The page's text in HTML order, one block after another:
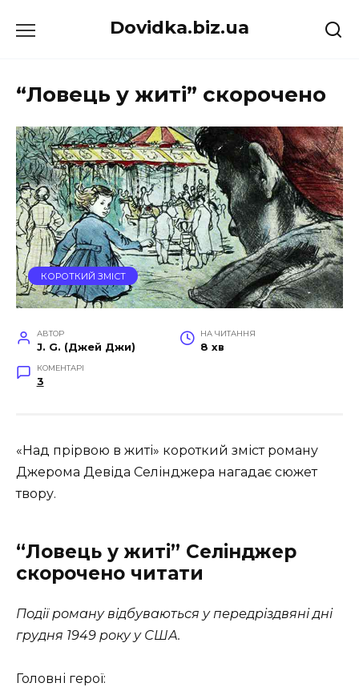
до
Dovidka.biz.ua
“Ловець у житі” скорочено
КОРОТКИЙ ЗМІСТ
АВТОР
J. G. (Джей Джи)
НА ЧИТАННЯ
8 хв
КОМЕНТАРІ
3
«Над прірвою в житі» короткий зміст роману
Джерома Девіда Селінджера нагадає сюжет
твору.
“Ловець у житі” Селінджер
скорочено читати
Події роману відбуваються у передріздвяні дні
грудня 1949 року у США.
Головні герої: